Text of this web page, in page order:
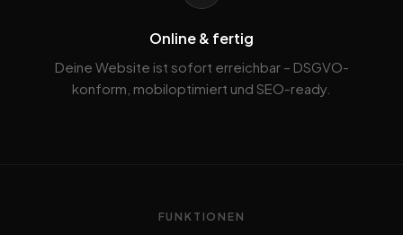
Online & fertig
Deine Website ist sofort erreichbar – DSGVO-
konform, mobiloptimiert und SEO-ready.
FUNKTIONEN